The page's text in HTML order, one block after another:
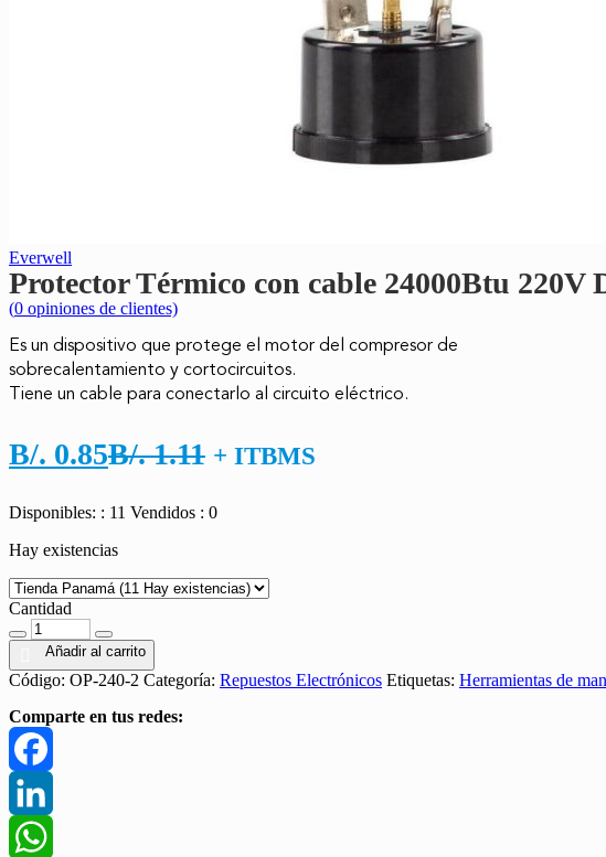
Everwell
Protector Térmico con cable 24000Btu
(0 opiniones de clientes)
Es un dispositivo que protege el motor del compresor de
sobrecalentamiento y cortocircuitos.
Tiene un cable para conectarlo al circuito eléctrico.
B/. 0.85El
actual
es:
B/. 0.85.
B/.1.11 El
original
B/. 1.11.
+ ITBMS
Disponibles: : 11 Vendidos : 0
Hay existencias
Cantidad
Añadir al carrito
Código: OP-240-2 Categoría: Repuestos Electrónicos Etiquetas: Herramientas de
Comparte en tus redes:
Facebook
LinkedIn